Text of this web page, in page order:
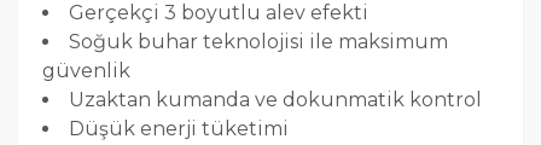
Gerçekçi 3 boyutlu alev efekti
Soğuk buhar teknolojisi ile maksimum
güvenlik
Uzaktan kumanda ve dokunmatik kontrol
Düşük enerji tüketimi